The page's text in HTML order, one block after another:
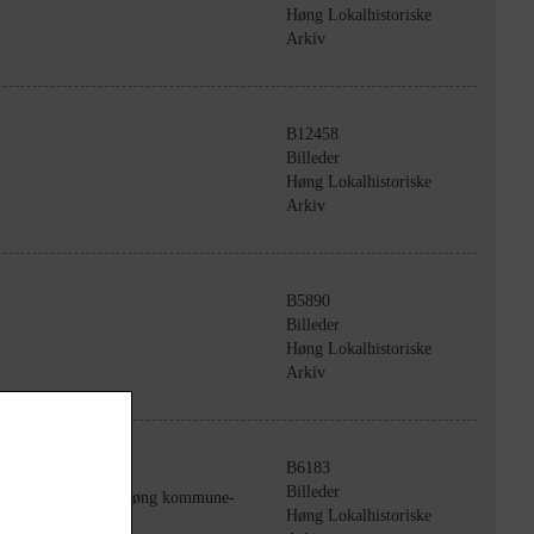
Høng Lokalhistoriske
Arkiv
B12458
Billeder
Høng Lokalhistoriske
Arkiv
B5890
Billeder
Høng Lokalhistoriske
Arkiv
i madlavning på Høng kommune-
B6183
Billeder
Høng Lokalhistoriske